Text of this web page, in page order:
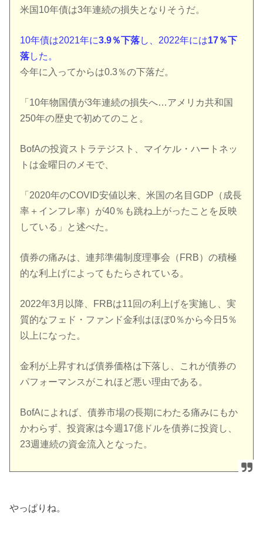
米国10年債は3年連続の損失となりそうだ。
10年債は2021年に3.9％下落し、2022年には17％下
落した。
今年に入ってからは0.3％の下落だ。
「10年物国債が3年連続の損失へ…アメリカ共和国
250年の歴史で初めてのこと。
BofAの投資ストラテジスト、マイケル・ハートネッ
トは金曜日のメモで、
「2020年のCOVID安値以来、米国の名目GDP（成長
率＋インフレ率）が40％も跳ね上がったことを反映
している」と述べた。
債券の痛みは、連邦準備制度理事会（FRB）の積極
的な利上げによってもたらされている。
2022年3月以降、FRBは11回の利上げを実施し、実
質的なフェド・ファンド金利はほぼ0％から今日5％
以上になった。
金利が上昇すれば債券価格は下落し、これが債券の
パフォーマンスがこれほど悪い理由である。
BofAによれば、債券市場の長期にわたる痛みにもか
かわらず、投資家は今週17億ドルを債券に投資し、
23週連続の資金流入となった。
やっぱりね。